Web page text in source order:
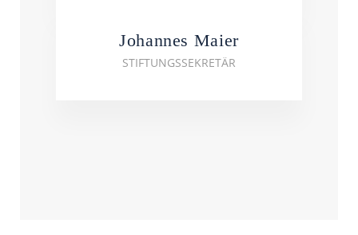
Johannes Maier
STIFTUNGSSEKRETÄR